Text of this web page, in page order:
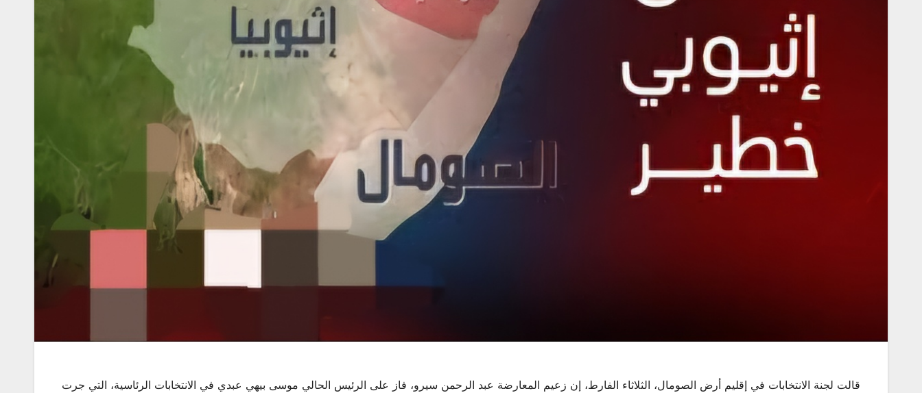
قالت لجنة الانتخابات في إقليم أرض الصومال، الثلاثاء الفارط، إن زعيم المعارضة عبد الرحمن سيرو، فاز على الرئيس الحالي موسى بيهي عبدي في الانتخابات الرئاسية، التي جرت